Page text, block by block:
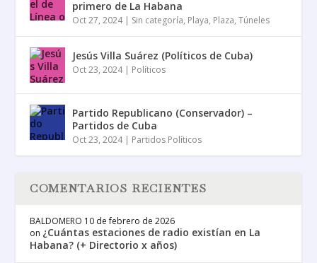
primero de La Habana
Oct 27, 2024| Sin categoría, Playa, Plaza,Túneles
Jesús Villa Suárez (Políticos de Cuba)
Oct 23, 2024| Políticos
Partido Republicano (Conservador) –
Partidos de Cuba
Oct 23, 2024| Partidos Políticos
COMENTARIOS RECIENTES
BALDOMERO 10 de febrero de 2026
on ¿Cuántas estaciones de radio existían en La
Habana? (+ Directorio x años)